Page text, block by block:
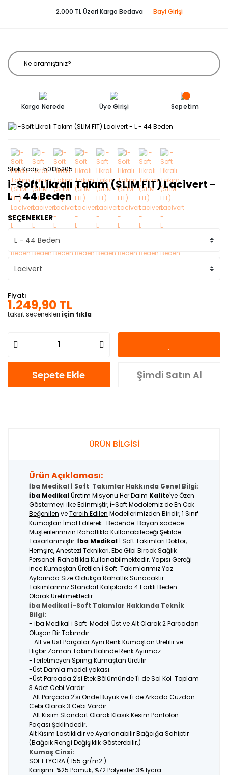
2.000 TL Üzeri Kargo Bedava Bayi Girişi
Kargo Nerede Üye Girişi Sepetim
Stok Kodu 50135205
i-Soft Likralı Takım (SLIM FIT) Lacivert -
L - 44 Beden
SEÇENEKLER
Fiyatı
1.249,90 TL
taksit seçenekleri için tıkla
Sepete Ekle Şimdi Satın Al
ÜRÜN BİLGİSİ
Ürün Açıklaması:
İba Medikal İ Soft Takımlar Hakkında Genel Bilgi:
İba MedikalÜretim Misyonu Her Daim Kalite'ye Özen
Göstermeyi İlke Edinmiştir, İ-Soft Modolemiz de En Çok
Beğenilen veTercih Edilen Modellerimizden Biridir, 1 Sınıf
Kumaştan İmal Edilerek Bedende Bayan sadece
Müşterilerimizin Rahatlıkla Kullanabileceği Şekilde
Tasarlanmıştır. İba Medikal İ Soft Takımları Doktor,
Hemşire, Anestezi Teknikeri, Ebe Gibi Birçok Sağlık
Personeli Rahatlıkla Kullanabilmektedir. Yapısı Gereği
İnce Kumaştan Üretilen İ Soft Takımlarımız Yaz
Aylarında Size Oldukça Rahatlık Sunacaktır...
Takımlarımız Standart Kalıplarda 4 Farklı Beden
Olarak Üretilmektedir.
İba Medikal İ-Soft Takımlar Hakkında Teknik
Bilgi:
- İba Medikal İ Soft Modeli Üst ve Alt Olarak 2 Parçadan
Oluşan Bir Takımdır.
- Alt ve Üst Parçalar Aynı Renk Kumaştan Üretilir ve
Hiçbir Zaman Takım Halinde Renk Ayırmaz.
-Terletmeyen Spring Kumaştan Üretilir
-Üst Damla model yakası.
-Üst Parçada 2'si Etek Bölümünde 1'i de Sol Kol Toplam
3 Adet Cebi Vardır.
-Alt Parçada 2'si Önde Büyük ve 1'i de Arkada Cüzdan
Cebi Olarak 3 Cebi Vardır.
-Alt Kısım Standart Olarak Klasik Kesim Pantolon
Paçası Şeklindedir.
Alt Kısım Lastiklidir ve Ayarlanabilir Bağcığa Sahiptir
(Bağcık Rengi Değişiklik Gösterebilir.)
Kumaş Cinsi:
SOFT LYCRA ( 155 gr/m2 )
Karışımı: %25 Pamuk, %72 Polyester 3% lycra